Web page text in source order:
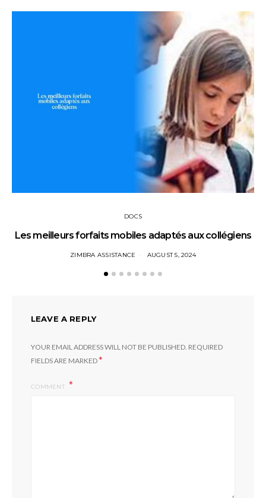
DOCS
Les meilleurs forfaits mobiles adaptés aux collégiens
ZIMBRA ASSISTANCE AUGUST 5, 2024
LEAVE A REPLY
YOUR EMAIL ADDRESS WILL NOT BE PUBLISHED. REQUIRED
FIELDS ARE MARKED*
COMMENT